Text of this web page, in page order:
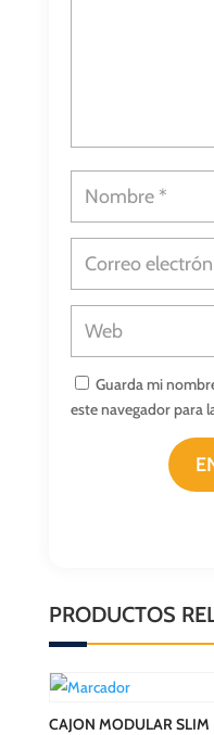
Guarda mi
este navegador para
PRODUCTOS
CAJON MODULAR